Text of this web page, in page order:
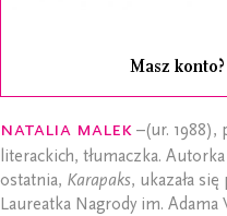
Masz konto?
Natalia Malek –(ur. 1988),
literackich, tłumaczka.
ostatnia, Karapaks, ukazała
Laureatka Nagrody im. Adama